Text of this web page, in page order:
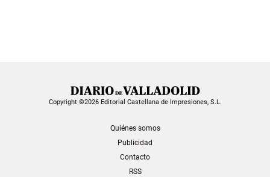
Copyright ©2026 Editorial Castellana de Impresiones, S.L.
Quiénes somos
Publicidad
Contacto
RSS